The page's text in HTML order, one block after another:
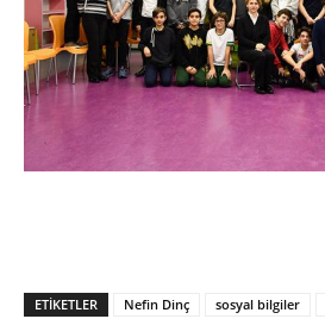
ETIKETLER Nefin Dinç sosyal bilgiler